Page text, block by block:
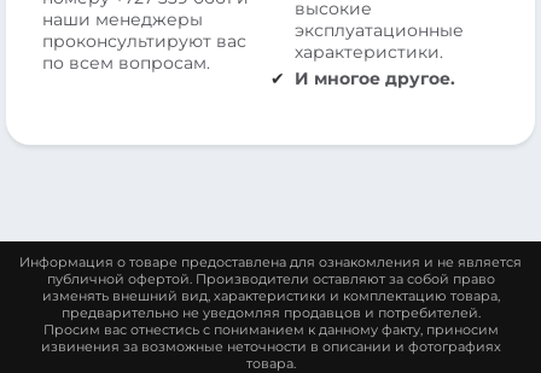
наши менеджеры
проконсультируют вас
по всем вопросам.
высокие
эксплуатационные
характеристики.
И многое другое.
Информация о товаре предоставлена для ознакомления и не является
публичной офертой. Производители оставляют за собой право
изменять внешний вид, характеристики и комплектацию товара,
предварительно не уведомляя продавцов и потребителей.
Просим вас отнестись с пониманием к данному факту, приносим
извинения за возможные неточности в описании и фотографиях
товара.